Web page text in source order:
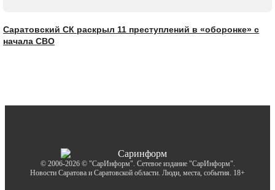
Саратовский СК раскрыл 11 преступлений в «оборонке» с
начала СВО
© 2006-2026 © "СарИнформ". Сетевое издание "СарИнформ".
Новости Саратова и Саратовской области. Люди, места, события. 18+